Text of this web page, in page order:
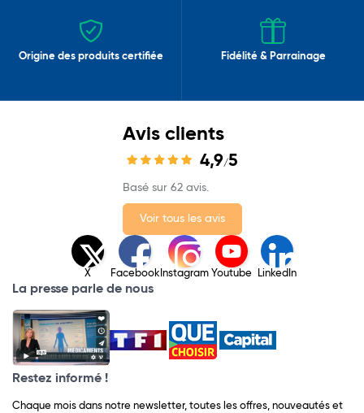
Origine des produits certifiée Fidélité & Parrainage
Avis clients
4,9/5
Basé sur 62 avis.
Voir tous les avis
X Facebook Instagram Youtube LinkedIn
La presse parle de nous
Restez informé !
Chaque mois dans notre newsletter, toutes les offres, nouveautés et